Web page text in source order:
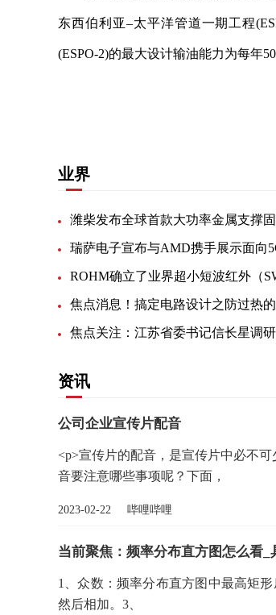
东西伯利亚–太平洋管道一期工程
(ESPO-2)的最大设计输油能力为每年
业界
资讯
公司企业宣传片配音
<p>宣传片的配音，是宣传片中必不
音要注意哪些事项呢？下面，
2023-02-22 哔哩哔哩
当前聚焦：频率分布直方图怎么看_
1、众数：频率分布直方图中最高矩
然后相加。3、